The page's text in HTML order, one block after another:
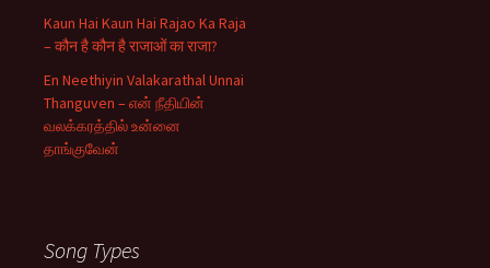
Kaun Hai Kaun Hai Rajao Ka Raja
– कौन है कौन है राजाओं का राजा?
En Neethiyin Valakarathal Unnai
Thanguven – என் நீதியின்
வலக்கரத்தில் உன்னை
தாங்குவேன்
Song Types